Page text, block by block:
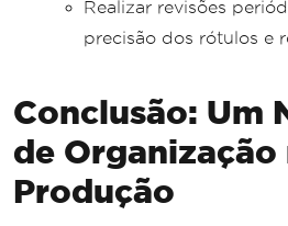
Realizar revisões
precisão dos rótulos e
Conclusão: Um
de Organização
Produção